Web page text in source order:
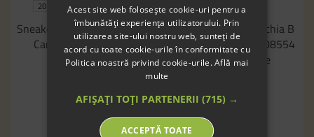
20 22 23 24 25
Sneakers barefoot Be Lenka
Canvi Preschool Blue
24990RON
20
Sandale Geox B S Macchia B
A Nappa Gbk B254Va 08554
C4242 Avio White
13990 RON
Acest site web folosește cookie-uri pentru a
îmbunătăți experiența utilizatorului. Prin
utilizarea site-ului nostru web, sunteți de
acord cu toate cookie-urile în conformitate cu
Politica noastră privind cookie-urile.Află mai
multe
AFIȘAȚI TOȚI PARTENERII (715) →
ACCEPTĂ TOATE